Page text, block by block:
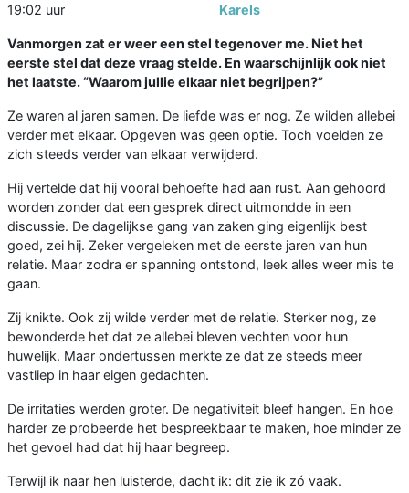
19:02 uur
Karels
Vanmorgen zat er weer een stel tegenover me. Niet het
eerste stel dat deze vraag stelde. En waarschijnlijk ook niet
het laatste. “Waarom jullie elkaar niet begrijpen?”
Ze waren al jaren samen. De liefde was er nog. Ze wilden allebei
verder met elkaar. Opgeven was geen optie. Toch voelden ze
zich steeds verder van elkaar verwijderd.
Hij vertelde dat hij vooral behoefte had aan rust. Aan gehoord
worden zonder dat een gesprek direct uitmondde in een
discussie. De dagelijkse gang van zaken ging eigenlijk best
goed, zei hij. Zeker vergeleken met de eerste jaren van hun
relatie. Maar zodra er spanning ontstond, leek alles weer mis te
gaan.
Zij knikte. Ook zij wilde verder met de relatie. Sterker nog, ze
bewonderde het dat ze allebei bleven vechten voor hun
huwelijk. Maar ondertussen merkte ze dat ze steeds meer
vastliep in haar eigen gedachten.
De irritaties werden groter. De negativiteit bleef hangen. En hoe
harder ze probeerde het bespreekbaar te maken, hoe minder ze
het gevoel had dat hij haar begreep.
Terwijl ik naar hen luisterde, dacht ik: dit zie ik zó vaak.